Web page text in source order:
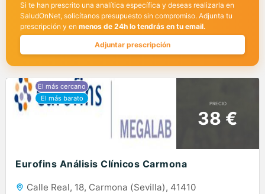
Si te han prescrito una analítica específica y deseas realizarla en
SaludOnNet, solicítanos presupuesto sin compromiso. Adjunta tu
prescripción y en menos de 24h lo tendrás en tu email.
Adjuntar prescripción
PRECIO
38 €
Eurofins Análisis Clínicos Carmona
Calle Real, 18, Carmona (Sevilla), 41410